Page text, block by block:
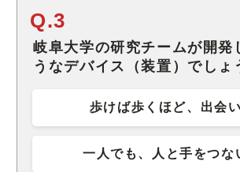
Q.3
岐阜大学の研究チームが開発
うなデバイス（装置）でしょ
歩けば歩くほど、出会
一人でも、人と手をつな